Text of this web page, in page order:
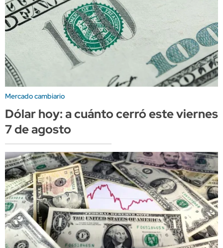
Mercado cambiario
Dólar hoy: a cuánto cerró este viernes
7 de agosto